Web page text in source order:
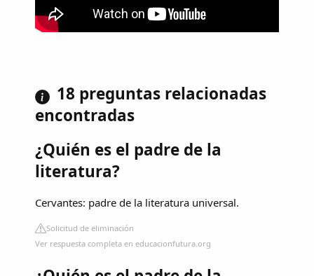
18 preguntas relacionadas
encontradas
¿Quién es el padre de la
literatura?
Cervantes: padre de la literatura universal.
Solicitud de eliminación
Ver respuesta completa en educacionfutura.org